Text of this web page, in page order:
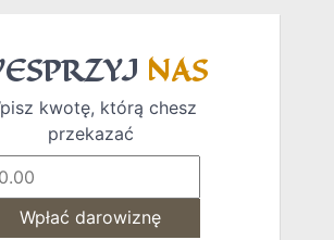
NAS
kwotę, którą chesz
przekazać